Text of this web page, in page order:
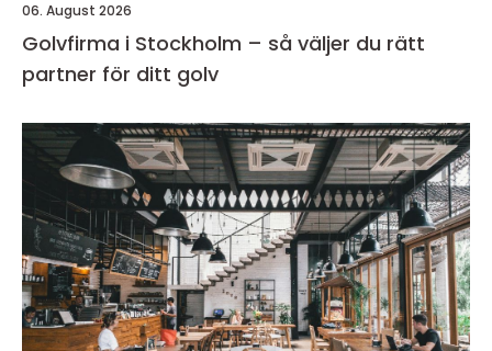
06. August 2026
Golvfirma i Stockholm – så väljer du rätt
partner för ditt golv